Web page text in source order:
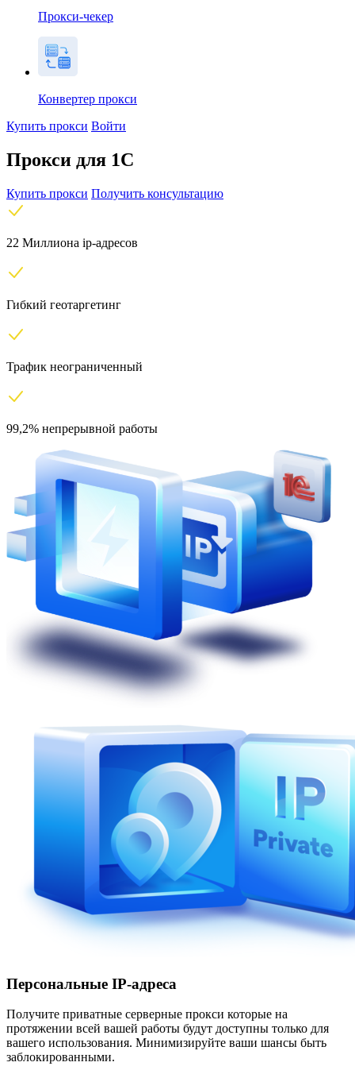
Прокси-чекер
Конвертер прокси
Купить прокси Войти
Прокси для 1C
Купить прокси Получить консультацию
22 Миллиона ip-адресов
Гибкий геотаргетинг
Трафик неограниченный
99,2% непрерывной работы
Персональные IP-адреса
Получите приватные серверные прокси которые на
протяжении всей вашей работы будут доступны только для
вашего использования. Минимизируйте ваши шансы быть
заблокированными.